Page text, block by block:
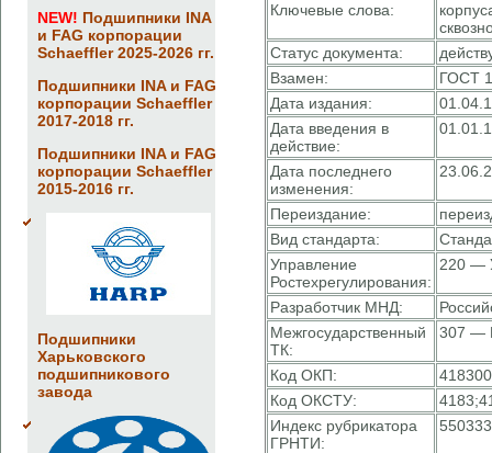
NEW! Подшипники INA
и FAG корпорации
Schaeffler 2025-2026 гг.
Подшипники INA и FAG
корпорации Schaeffler
2017-2018 гг.
Подшипники INA и FAG
корпорации Schaeffler
2015-2016 гг.
Подшипники
Харьковского
подшипникового
завода
Ключевые слова:
Статус документа:
Взамен:
ГОСТ
Дата издания:
Дата введения в
действие:
Дата последнего
изменения:
Переиздание:
Вид стандарта:
Управление
Ростехрегулирования:
220 —
Разработчик МНД:
Межгосударственный
ТК:
307 —
Код ОКП:
418300
Код ОКСТУ:
Индекс рубрикатора
ГРНТИ:
550333